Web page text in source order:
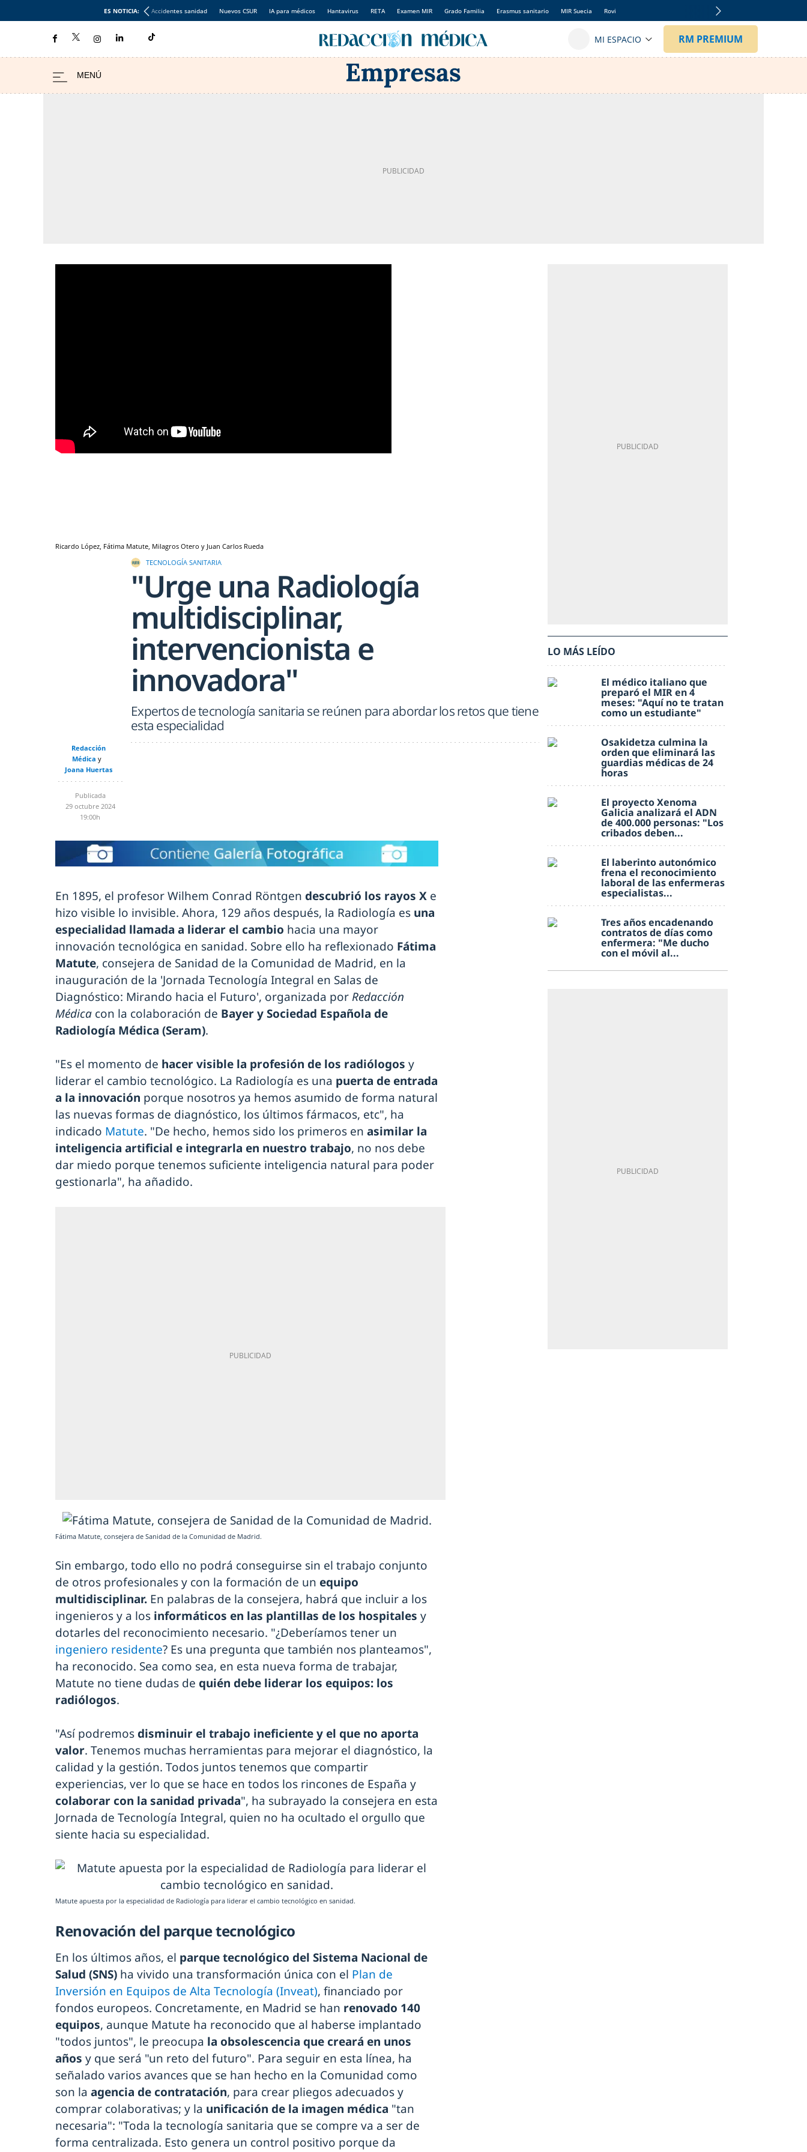
ES NOTICIA: Accidentes sanidad Nuevos CSUR IA para médicos Hantavirus RETA Examen MIR Grado Familia Erasmus sanitario MIR Suecia Rovi
Ricardo López, Fátima Matute, Milagros Otero y Juan Carlos Rueda
TECNOLOGÍA SANITARIA
"Urge una Radiología
multidisciplinar,
intervencionista e
innovadora"
Expertos de tecnología sanitaria se reúnen para abordar los retos que tiene
esta especialidad
Redacción
Médica
Joana Huertas
Publicada
29 octubre 2024
19:00h
En 1895, el profesor Wilhem Conrad Röntgen descubrió los rayos X e
hizo visible lo invisible. Ahora, 129 años después, la Radiología es una
especialidad llamada a liderar el cambio hacia una mayor
innovación tecnológica en sanidad. Sobre ello ha reflexionado Fátima
Matute, consejera de Sanidad de la Comunidad de Madrid, en la
inauguración de la 'Jornada Tecnología Integral en Salas de
Diagnóstico: Mirando hacia el Futuro', organizada porRedacción
Médica con la colaboración de Bayer y Sociedad Española de
Radiología Médica (Seram).
"Es el momento de hacer visible la profesión de los radiólogos y
liderar el cambio tecnológico. La Radiología es una puerta de entrada
a la innovación porque nosotros ya hemos asumido de forma natural
las nuevas formas de diagnóstico, los últimos fármacos, etc", ha
indicado Matute. "De hecho, hemos sido los primeros en asimilar la
inteligencia artificial e integrarla en nuestro trabajo, no nos debe
dar miedo porque tenemos suficiente inteligencia natural para poder
gestionarla", ha añadido.
Fátima Matute, consejera de Sanidad de la Comunidad de Madrid.
Sin embargo, todo ello no podrá conseguirse sin el trabajo conjunto
de otros profesionales y con la formación de un equipo
multidisciplinar. En palabras de la consejera, habrá que incluir a los
ingenieros y a los informáticos en las plantillas de los hospitales y
dotarles del reconocimiento necesario. "¿Deberíamos tener un
ingeniero residente? Es una pregunta que también nos planteamos",
ha reconocido. Sea como sea, en esta nueva forma de trabajar,
Matute no tiene dudas de quién debe liderar los equipos: los
radiólogos.
"Así podremos disminuir el trabajo ineficiente y el que no aporta
valor. Tenemos muchas herramientas para mejorar el diagnóstico, la
calidad y la gestión. Todos juntos tenemos que compartir
experiencias, ver lo que se hace en todos los rincones de España y
colaborar con la sanidad privada", ha subrayado la consejera en esta
Jornada de Tecnología Integral, quien no ha ocultado el orgullo que
siente hacia su especialidad.
Matute apuesta por la especialidad de Radiología para liderar el cambio tecnológico en sanidad.
Renovación del parque tecnológico
En los últimos años, el parque tecnológico del Sistema Nacional de
Salud (SNS) ha vivido una transformación única con el Plan de
Inversión en Equipos de Alta Tecnología (Inveat), financiado por
fondos europeos. Concretamente, en Madrid se han renovado 140
equipos, aunque Matute ha reconocido que al haberse implantado
"todos juntos", le preocupa la obsolescencia que creará en unos
años y que será "un reto del futuro". Para seguir en esta línea, ha
señalado varios avances que se han hecho en la Comunidad como
son la agencia de contratación, para crear pliegos adecuados y
comprar colaborativas; y la unificación de la imagen médica "tan
necesaria": "Toda la tecnología sanitaria que se compre va a ser de
forma centralizada. Esto genera un control positivo porque da
LO MÁS LEÍDO
El médico italiano que
preparó el MIR en 4
meses: "Aquí no te tratan
como un estudiante"
Osakidetza culmina la
orden que eliminará las
guardias médicas de 24
horas
El proyecto Xenoma
Galicia analizará el ADN
de 400.000 personas: "Los
cribados deben...
El laberinto autonómico
frena el reconocimiento
laboral de las enfermeras
especialistas...
Tres años encadenando
contratos de días como
enfermera: "Me ducho
con el móvil al...